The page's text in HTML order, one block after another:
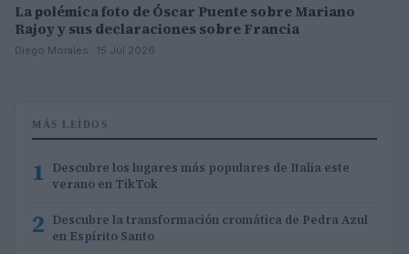
La polémica foto de Óscar Puente sobre Mariano
Rajoy y sus declaraciones sobre Francia
Diego Morales · 15 Jul 2026
MÁS LEÍDOS
1 Descubre los lugares más populares de Italia este
verano en TikTok
2 Descubre la transformación cromática de Pedra Azul
en Espírito Santo